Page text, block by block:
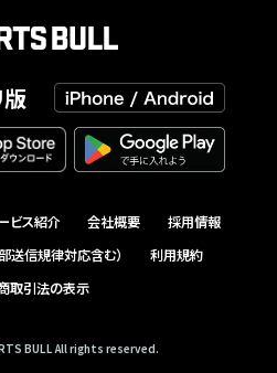
版
ビス紹介 会社概要
採用情報
送信規律対応含む）
利用規約
取引法の表示
BULL All rights reserved.